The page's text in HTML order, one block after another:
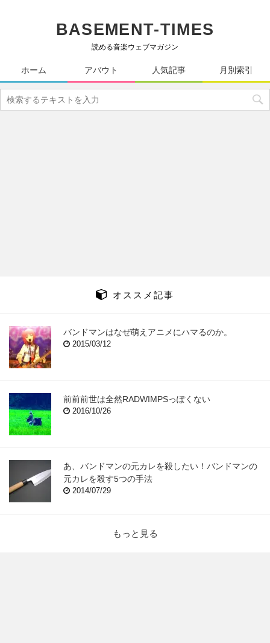
BASEMENT-TIMES
読める音楽ウェブマガジン
ホーム アバウト 人気記事 月別索引
オススメ記事
バンドマンはなぜ萌えアニメにハマるのか。
2015/03/12
前前前世は全然RADWIMPSっぽくない
2016/10/26
あ、バンドマンの元カレを殺したい！バンドマンの
元カレを殺す5つの手法
2014/07/29
もっと見る